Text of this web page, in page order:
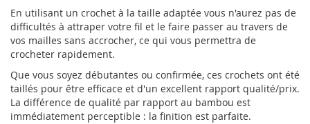
En utilisant un crochet à la taille adaptée vous n'aurez pas de
difficultés à attraper votre fil et le faire passer au travers de
vos mailles sans accrocher, ce qui vous permettra de
crocheter rapidement.
Que vous soyez débutantes ou confirmée, ces crochets ont été
taillés pour être efficace et d'un excellent rapport qualité/prix.
La différence de qualité par rapport au bambou est
immédiatement perceptible : la finition est parfaite.